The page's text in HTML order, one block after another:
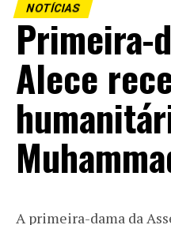
NOTÍCIAS
Primeira-
Alece
A primeira-dama da